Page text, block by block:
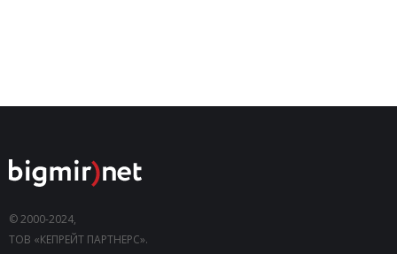
© 2000-2024,
ТОВ «КЕПРЕЙТ ПАРТНЕРС».